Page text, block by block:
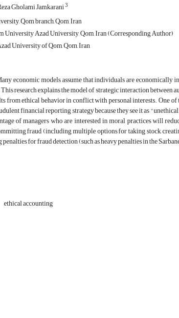
Gholami Jamkarani3
Qom branch, Qom, Iran
University Azad University, Qom, Iran (Corresponding Author)
University of Qom, Qom, Iran
economic models assume that individuals are economically
research explains the model of strategic interaction between
from ethical behavior in conflict with personal interests. One
financial reporting strategy because they see it as
of managers who are interested in moral practices will
fraud (including multiple options for taking stock,
for fraud detection (such as heavy penalties in the
ethical accounting